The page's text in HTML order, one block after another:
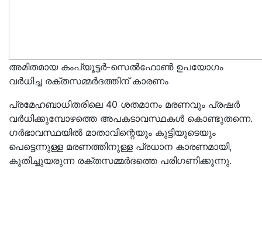
അമിതമായ കംപ്യൂട്ടർ-സെൽഫോൺ ഉപയോഗം
വർധിച്ച രക്തസമ്മർദത്തിന്‌ കാരണം
പ്രമേഹബാധിതരിലെ 40 ശതമാനം മരണവും പ്രഷർ
വർധിക്കുമ്പോഴത്തെ അപകടാവസ്ഥകൾ കൊണ്ടുതന്നെ.
ഗർഭാവസ്ഥയിൽ മാതാവിന്റെയും കുട്ടിയുടെയും
പെട്ടെന്നുള്ള മരണത്തിനുള്ള പ്രധാന കാരണമായി,
കുതിച്ചുയരുന്ന രക്തസമ്മർദത്തെ പരിഗണിക്കുന്നു.